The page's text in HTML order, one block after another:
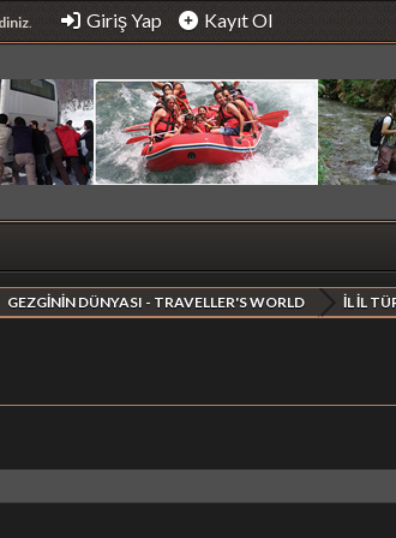
. Giriş Yap Kayıt Ol
GEZGİNİN DÜNYASI - TRAVELLER'S WORLD İL İL